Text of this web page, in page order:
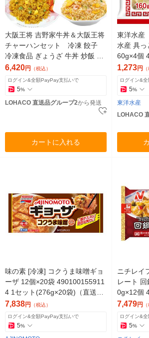
大阪王将 吉野家牛丼＆大阪王将
チャーハンセット 冷凍 餃子
冷凍食品 ぎょうざ 牛丼 炒飯 チ
ャーハン おかず お弁当 中華
（直送品）
6,420円 （税込）
ログイン&全額PayPay支払いで
5%
LOHACO 直送品グループ2から発送
カートに入れる
東洋水産
水産 具っ
60g×4個
送品）
1,273円
ログイン&
5%
東洋水産
LOHACO
味の素 [冷凍] コクうま味噌ギョ
ーザ 12個×20袋 490100155911
4 1セット(276g×20袋)（直送
品）
7,838円 （税込）
ログイン&全額PayPay支払いで
5%
ニチレイ
レート
0g×12個
ト
7,479円
ログイン&
5%